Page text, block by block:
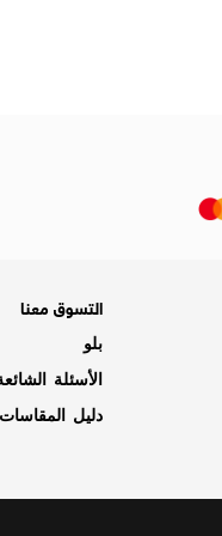
التسوق معنا
بلو
الأسئلة
دليل المقاسات